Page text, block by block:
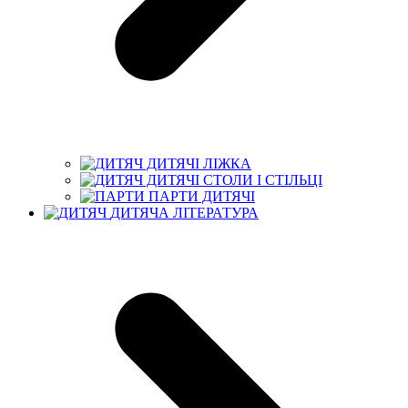
ДИТЯЧІ ЛІЖКА
ДИТЯЧІ СТОЛИ І СТІЛЬЦІ
ПАРТИ ДИТЯЧІ
ДИТЯЧА ЛІТЕРАТУРА